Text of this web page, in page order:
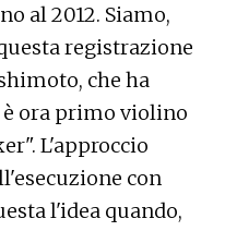
al 2012. Siamo,
registrazione
che ha
ora primo violino
L'approccio
con
l'idea quando,